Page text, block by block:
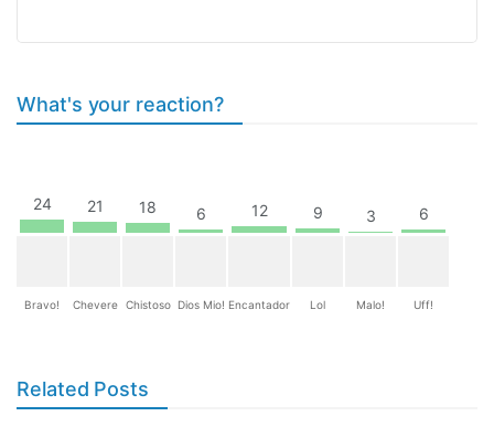
What's your reaction?
24
Bravo!
21
Chevere
18
Chistoso
6
Dios Mio!
12
Encantador
9
Lol
3
Malo!
6
Uff!
Related Posts